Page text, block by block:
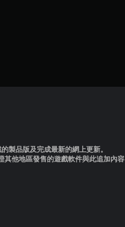
製品版及完成最新的網上更新。
其他地區發售的遊戲軟件與此追加內容